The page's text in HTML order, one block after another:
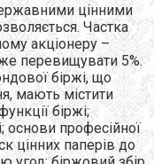
цінними
Частка
акціонеру –
перевищувати 5%.
біржі, що
мають містити
біржі;
основи професійної
цінних паперів до